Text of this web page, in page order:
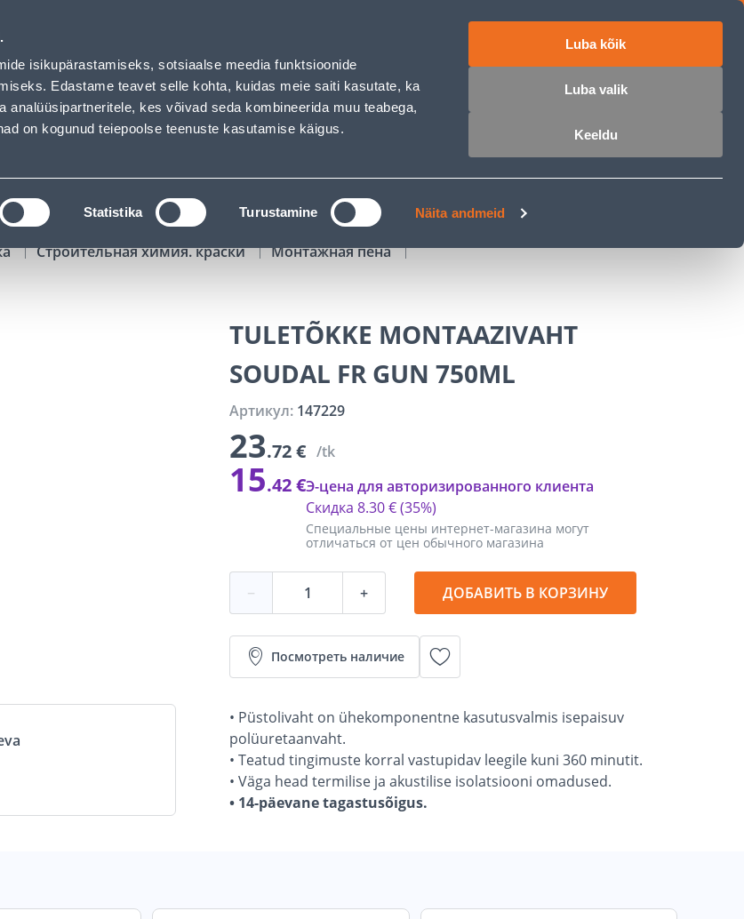
isikupärastamiseks, sotsiaalse meedia funktsioonide
Edastame teavet selle kohta, kuidas meie saiti kasutate, ka
analüüsipartneritele, kes võivad seda kombineerida muu teabega,
on kogunud teiepoolse teenuste kasutamise käigus.
Statistika Turustamine Näita andmeid
Luba kõik
Luba valik
Keeldu
частных клиентов Услуги Предложения о работе
ПОИСК
АРЕНДА ИНСТРУМЕНТОВ РАССРОЧКА
Строительная химия. краски
Монтажная пена
TULETÕKKE MONTAAZIVAHT
SOUDAL FR GUN 750ML
Артикул: 147229
23.72 € /tk
15.42 €
Специальные цены интернет-магазина могут
отличаться от цен обычного магазина
Скидка 8.30 €(35%)
Э-цена для авторизированного клиента
− + ДОБАВИТЬ В КОРЗИНУ
Посмотреть наличие
• Püstolivaht on ühekomponentne kasutusvalmis isepaisuv
polüuretaanvaht.
• Teatud tingimuste korral vastupidav leegile kuni 360 minutit.
• Väga head termilise ja akustilise isolatsiooni omadused.
• 14-päevane tagastusõigus.